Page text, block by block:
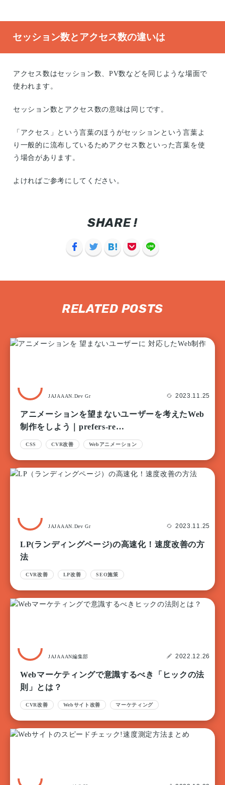
セッション数とアクセス数の違いは
アクセス数はセッション数、PV数などを同じような場面で
使われます。
セッション数とアクセス数の意味は同じです。
「アクセス」という言葉のほうがセッションという言葉よ
り一般的に流布しているためアクセス数といった言葉を使
う場合があります。
よければご参考にしてください。
SHARE !
RELATED POSTS
JAJAAAN.Dev Gr 2023.11.25
アニメーションを望まないユーザーを考えたWeb
制作をしよう｜prefers-re…
CSS CVR改善 Webアニメーション
JAJAAAN.Dev Gr 2023.11.25
LP(ランディングページ)の高速化！速度改善の方
法
CVR改善 LP改善 SEO施策
JAJAAAN編集部 2022.12.26
Webマーケティングで意識するべき「ヒックの法
則」とは？
CVR改善 Webサイト改善 マーケティング